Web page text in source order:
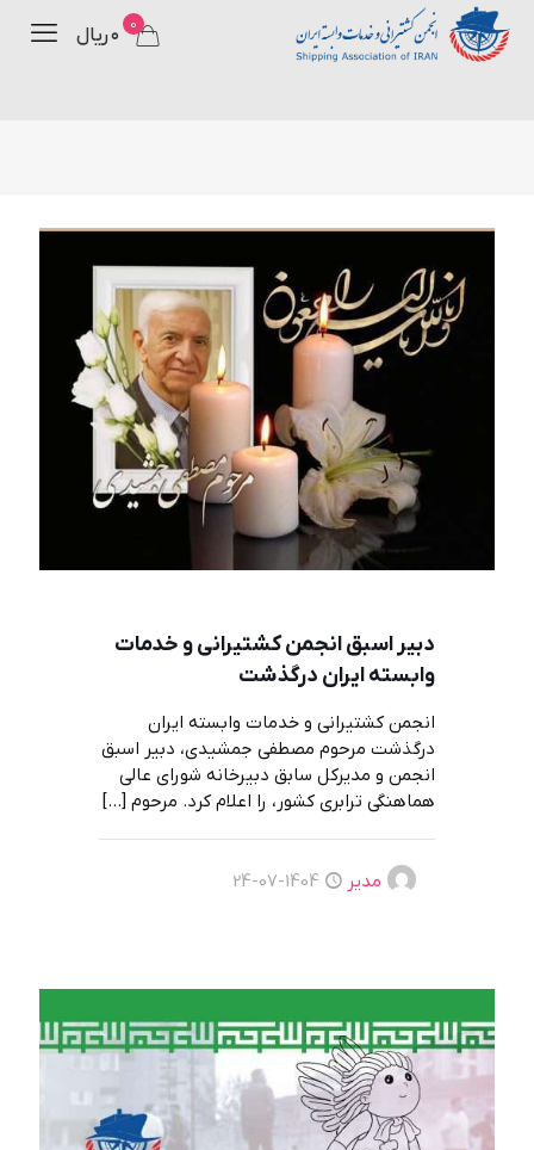
0 ۰ ریال
دبیر اسبق انجمن کشتیرانی و خدمات
وابسته ایران درگذشت
انجمن کشتیرانی و خدمات وابسته ایران
درگذشت مرحوم مصطفی جمشیدی، دبیر اسبق
انجمن و مدیرکل سابق دبیرخانه شورای عالی
هماهنگی ترابری کشور، را اعلام کرد. مرحوم […]
مدیر 1404-07-24